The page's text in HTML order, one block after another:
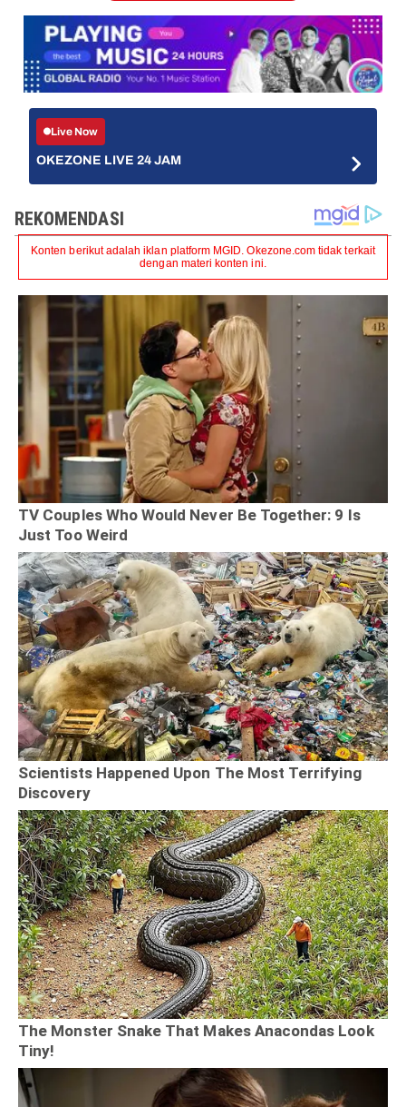
Live Now
OKEZONE LIVE 24 JAM